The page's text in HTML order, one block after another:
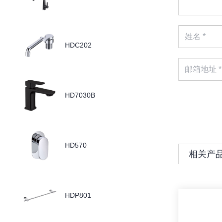
HDC202
HD7030B
HD570
HDP801
相关产